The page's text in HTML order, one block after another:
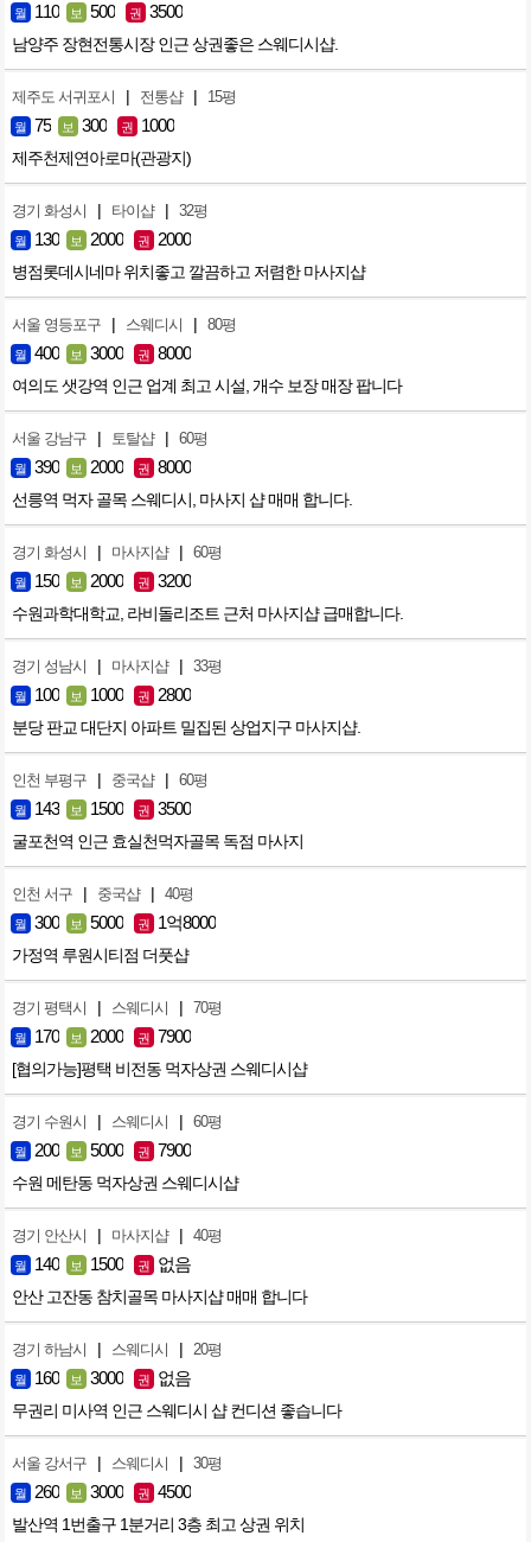
월 110 보 500 권 3500
남양주 장현전통시장 인근 상권좋은 스웨디시샵.
제주도 서귀포시 | 전통샵 | 15평
월 75 보 300 권 1000
제주천제연아로마(관광지)
경기 화성시 | 타이샵 | 32평
월 130 보 2000 권 2000
병점롯데시네마 위치좋고 깔끔하고 저렴한 마사지샵
서울 영등포구 | 스웨디시 | 80평
월 400 보 3000 권 8000
여의도 샛강역 인근 업계 최고 시설, 개수 보장 매장 팝니다
서울 강남구 | 토탈샵 | 60평
월 390 보 2000 권 8000
선릉역 먹자 골목 스웨디시, 마사지 샵 매매 합니다.
경기 화성시 | 마사지샵 | 60평
월 150 보 2000 권 3200
수원과학대학교, 라비돌리조트 근처 마사지샵 급매합니다.
경기 성남시 | 마사지샵 | 33평
월 100 보 1000 권 2800
분당 판교 대단지 아파트 밀집된 상업지구 마사지샵.
인천 부평구 | 중국샵 | 60평
월 143 보 1500 권 3500
굴포천역 인근 효실천먹자골목 독점 마사지
인천 서구 | 중국샵 | 40평
월 300 보 5000 권 1억8000
가정역 루원시티점 더풋샵
경기 평택시 | 스웨디시 | 70평
월 170 보 2000 권 7900
[협의가능]평택 비전동 먹자상권 스웨디시샵
경기 수원시 | 스웨디시 | 60평
월 200 보 5000 권 7900
수원 메탄동 먹자상권 스웨디시샵
경기 안산시 | 마사지샵 | 40평
월 140 보 1500 권 없음
안산 고잔동 참치골목 마사지샵 매매 합니다
경기 하남시 | 스웨디시 | 20평
월 160 보 3000 권 없음
무권리 미사역 인근 스웨디시 샵 컨디션 좋습니다
서울 강서구 | 스웨디시 | 30평
월 260 보 3000 권 4500
발산역 1번출구 1분거리 3층 최고 상권 위치